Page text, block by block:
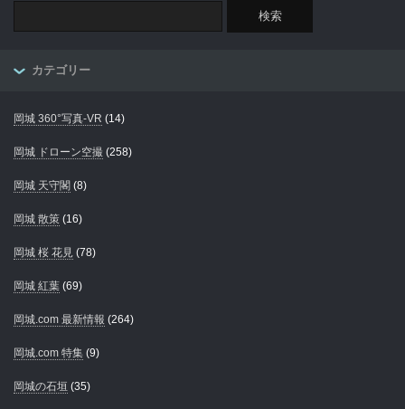
カテゴリー
岡城 360°写真-VR (14)
岡城 ドローン空撮 (258)
岡城 天守閣 (8)
岡城 散策 (16)
岡城 桜 花見 (78)
岡城 紅葉 (69)
岡城.com 最新情報 (264)
岡城.com 特集 (9)
岡城の石垣 (35)